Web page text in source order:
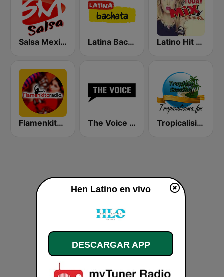
Salsa Mexico Latina Bachata Latino Hit Mix
Flamenkito Radio The Voice Radio Tropicalisima.fm - Tropical
Hen Latino en vivo
DESCARGAR APP